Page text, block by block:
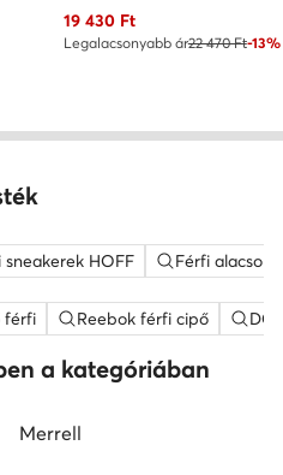
Aktuális ár
19 430Ft
Legalacsonyabb ár22 470 Ft-13%
sneakerek HOFF Férfi
férfi Reebok férfi cipő DC
a kategóriában
Merrell